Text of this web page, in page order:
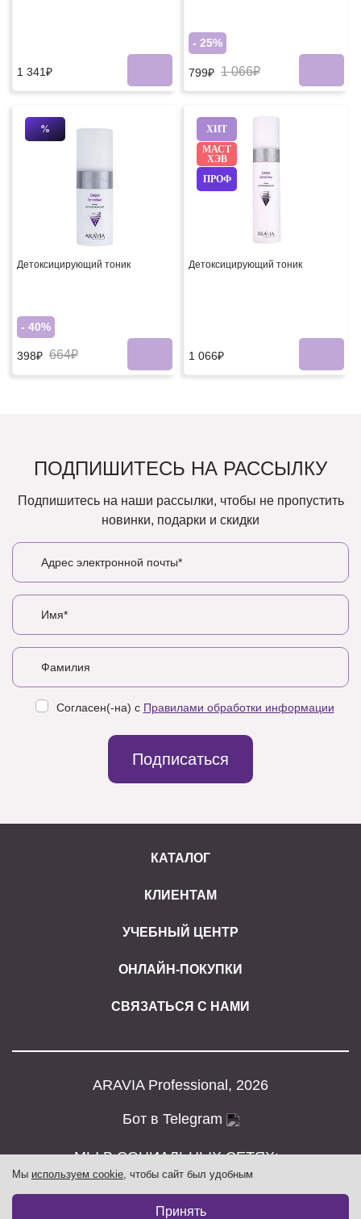
1 341₽
- 25%
799₽ 1 066₽
%
Детоксицирующий тоник
- 40%
398₽ 664₽
ХИТ
МАСТ
ХЭВ
ПРОФ
Детоксицирующий тоник
1 066₽
ПОДПИШИТЕСЬ НА РАССЫЛКУ
Подпишитесь на наши рассылки, чтобы не пропустить
новинки, подарки и скидки
Согласен(-на) с Правилами обработки информации
Подписаться
КАТАЛОГ
КЛИЕНТАМ
УЧЕБНЫЙ ЦЕНТР
ОНЛАЙН-ПОКУПКИ
СВЯЗАТЬСЯ С НАМИ
ARAVIA Professional, 2026
Бот в Telegram
МЫ В СОЦИАЛЬНЫХ СЕТЯХ:
Мы используем cookie, чтобы сайт был удобным
Принять